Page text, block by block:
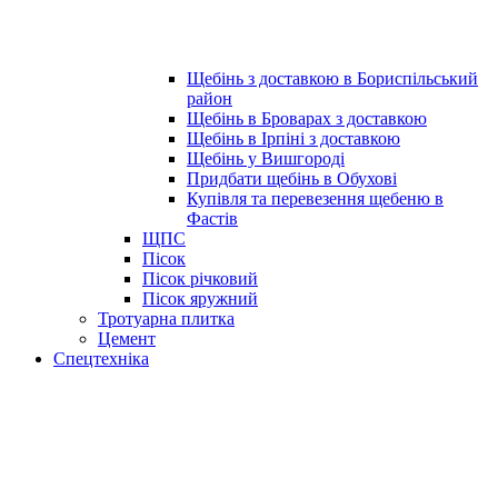
Щебінь з доставкою в Бориспільський
район
Щебінь в Броварах з доставкою
Щебінь в Ірпіні з доставкою
Щебінь у Вишгороді
Придбати щебінь в Обухові
Купівля та перевезення щебеню в
Фастів
ЩПС
Пісок
Пісок річковий
Пісок яружний
Тротуарна плитка
Цемент
Спецтехніка